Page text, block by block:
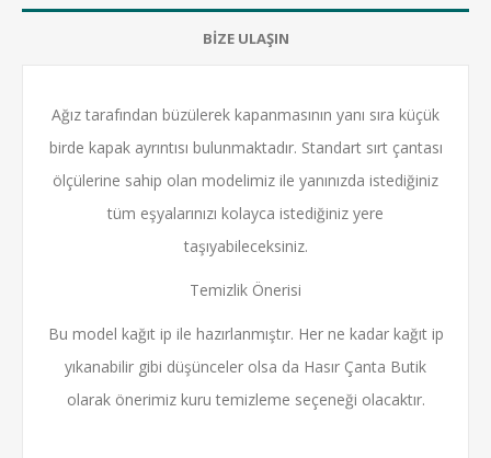
BİZE ULAŞIN
Ağız tarafından büzülerek kapanmasının yanı sıra küçük
birde kapak ayrıntısı bulunmaktadır. Standart sırt çantası
ölçülerine sahip olan modelimiz ile yanınızda istediğiniz
tüm eşyalarınızı kolayca istediğiniz yere
taşıyabileceksiniz.
Temizlik Önerisi
Bu model kağıt ip ile hazırlanmıştır. Her ne kadar kağıt ip
yıkanabilir gibi düşünceler olsa da Hasır Çanta Butik
olarak önerimiz kuru temizleme seçeneği olacaktır.